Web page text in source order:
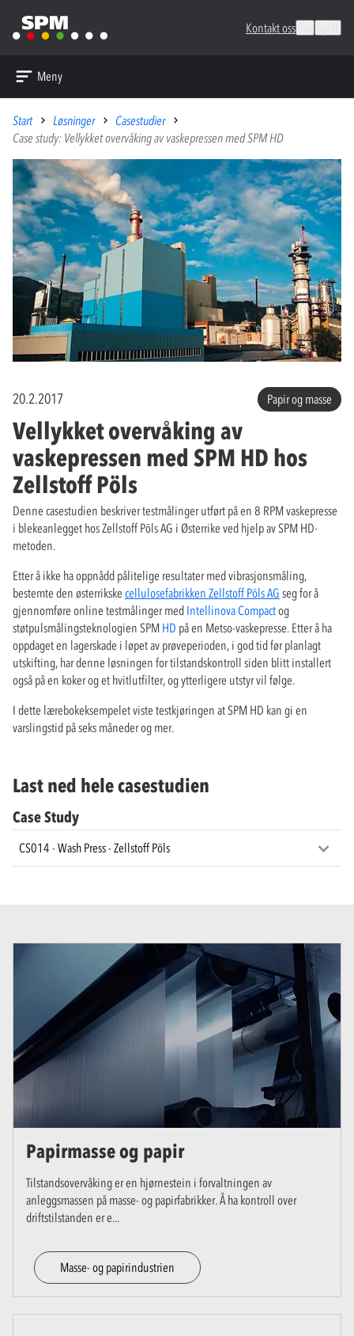
Kontakt oss
Meny
Start Løsninger
Casestudier
Case study: Vellykket overvåking av vaskepressen med SPM HD
20.2.2017 Papir og masse
Vellykket overvåking av
vaskepressen med SPM HD hos
Zellstoff Pöls
Denne casestudien beskriver testmålinger utført på en 8 RPM vaskepresse
i blekeanlegget hos Zellstoff Pöls AG i Østerrike ved hjelp av SPM HD-
metoden.
Etter å ikke ha oppnådd pålitelige resultater med vibrasjonsmåling,
bestemte den østerrikske cellulosefabrikken Zellstoff Pöls AG seg for å
gjennomføre online testmålinger med Intellinova Compactog
støtpulsmålingsteknologien SPM HD på en Metso-vaskepresse. Etter å ha
oppdaget en lagerskade i løpet av prøveperioden, i god tid før planlagt
utskifting, har denne løsningen for tilstandskontroll siden blitt installert
også på en koker og et hvitlutfilter, og ytterligere utstyr vil følge.
I dette lærebokeksempelet viste testkjøringen at SPM HD kan gi en
varslingstid på seks måneder og mer.
Last ned hele casestudien
Case Study
CS014 - Wash Press - Zellstoff Pöls
Papirmasse og papir
Tilstandsovervåking er en hjørnestein i forvaltningen av
anleggsmassen på masse- og papirfabrikker. Å ha kontroll over
driftstilstanden er e...
Masse- og papirindustrien